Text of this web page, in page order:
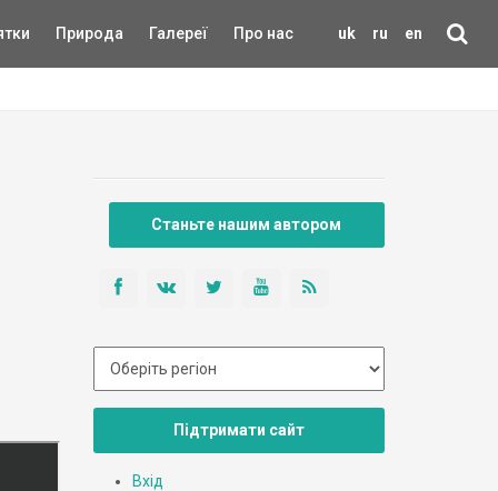
uk ru en
Природа Галереї Про нас
Станьте нашим автором
Підтримати сайт
Вхід